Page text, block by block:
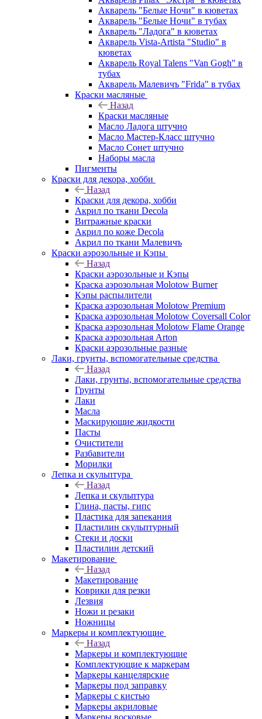
Акварель "Белые Ночи" в кюветах
Акварель "Белые Ночи" в тубах
Акварель "Ладога" в кюветах
Акварель Vista-Artista "Studio" в
кюветах
Акварель Royal Talens "Van Gogh" в
тубах
Акварель Малевичъ "Frida" в тубах
Краски масляные
Назад
Краски масляные
Масло Ладога штучно
Масло Мастер-Класс штучно
Масло Сонет штучно
Наборы масла
Пигменты
Краски для декора, хобби
Назад
Краски для декора, хобби
Акрил по ткани Decola
Витражные краски
Акрил по коже Decola
Акрил по ткани Малевичъ
Краски аэрозольные и Кэпы
Назад
Краски аэрозольные и Кэпы
Краска аэрозольная Molotow Burner
Кэпы распылители
Краска аэрозольная Molotow Premium
Краска аэрозольная Molotow Coversall Color
Краска аэрозольная Molotow Flame Orange
Краска аэрозольная Arton
Краски аэрозольные разные
Лаки, грунты, вспомогательные средства
Назад
Лаки, грунты, вспомогательные средства
Грунты
Лаки
Масла
Маскирующие жидкости
Пасты
Очистители
Разбавители
Морилки
Лепка и скульптура
Назад
Лепка и скульптура
Глина, пасты, гипс
Пластика для запекания
Пластилин скульптурный
Стеки и доски
Пластилин детский
Макетирование
Назад
Макетирование
Коврики для резки
Лезвия
Ножи и резаки
Ножницы
Маркеры и комплектующие
Назад
Маркеры и комплектующие
Комплектующие к маркерам
Маркеры канцелярские
Маркеры под заправку
Маркеры с кистью
Маркеры акриловые
Маркеры восковые